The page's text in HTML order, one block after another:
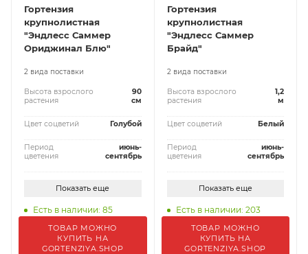
Гортензия
крупнолистная
"Эндлесс Саммер
Ориджинал Блю"
2 вида поставки
Высота взрослого
растения
90
см
Цвет соцветий Голубой
Период
цветения
июнь-
сентябрь
Показать еще
Есть в наличии: 85
ТОВАР МОЖНО
КУПИТЬ НА
GORTENZIYA.SHOP
Гортензия
крупнолистная
"Эндлесс Саммер
Брайд"
2 вида поставки
Высота взрослого
растения
1,2
м
Цвет соцветий Белый
Период
цветения
июнь-
сентябрь
Показать еще
Есть в наличии: 203
ТОВАР МОЖНО
КУПИТЬ НА
GORTENZIYA.SHOP